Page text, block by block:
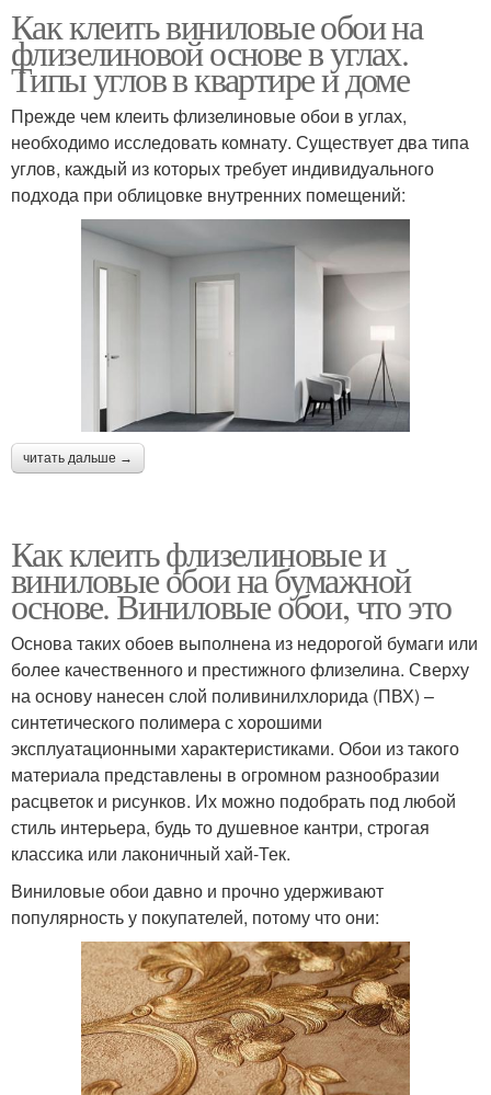
Как клеить виниловые обои на
флизелиновой основе в углах.
Типы углов в квартире и доме
Прежде чем клеить флизелиновые обои в углах,
необходимо исследовать комнату. Существует два типа
углов, каждый из которых требует индивидуального
подхода при облицовке внутренних помещений:
читать дальше →
Как клеить флизелиновые и
виниловые обои на бумажной
основе. Виниловые обои, что это
Основа таких обоев выполнена из недорогой бумаги или
более качественного и престижного флизелина. Сверху
на основу нанесен слой поливинилхлорида (ПВХ) –
синтетического полимера с хорошими
эксплуатационными характеристиками. Обои из такого
материала представлены в огромном разнообразии
расцветок и рисунков. Их можно подобрать под любой
стиль интерьера, будь то душевное кантри, строгая
классика или лаконичный хай-Тек.
Виниловые обои давно и прочно удерживают
популярность у покупателей, потому что они: